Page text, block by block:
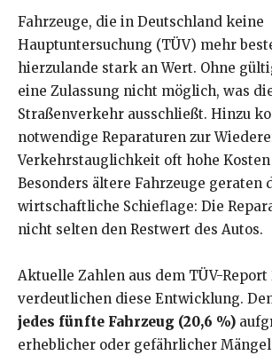
Fahrzeuge, die in Deutschland keine
Hauptuntersuchung (TÜV) mehr
hierzulande stark an Wert. Ohne
eine Zulassung nicht möglich, was
Straßenverkehr ausschließt. Hinzu
notwendige Reparaturen zur
Verkehrstauglichkeit oft hohe
Besonders ältere Fahrzeuge geraten
wirtschaftliche Schieflage: Die
nicht selten den Restwert des Autos.
Aktuelle Zahlen aus dem TÜV-Report
verdeutlichen diese Entwicklung.
jedes fünfte Fahrzeug (20,6 %)
erheblicher oder gefährlicher